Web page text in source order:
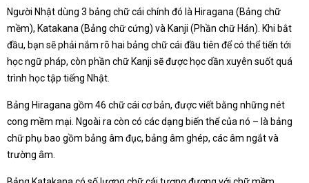
Người Nhật dùng 3 bảng chữ cái chính đó là Hiragana (Bảng chữ
mềm), Katakana (Bảng chữ cứng) và Kanji (Phần chữ Hán). Khi bắt
đầu, bạn sẽ phải nắm rõ hai bảng chữ cái đầu tiên để có thể tiến tới
học ngữ pháp, còn phần chữ Kanji sẽ được học dần xuyên suốt quá
trình học tập tiếng Nhật.
Bảng Hiragana gồm 46 chữ cái cơ bản, được viết bằng những nét
cong mềm mại. Ngoài ra còn có các dạng biến thể của nó – là bảng
chữ phụ bao gồm bảng âm đục, bảng âm ghép, các âm ngắt và
trường âm.